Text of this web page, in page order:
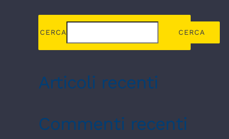
CERCA CERCA
Articoli recenti
Commenti recenti